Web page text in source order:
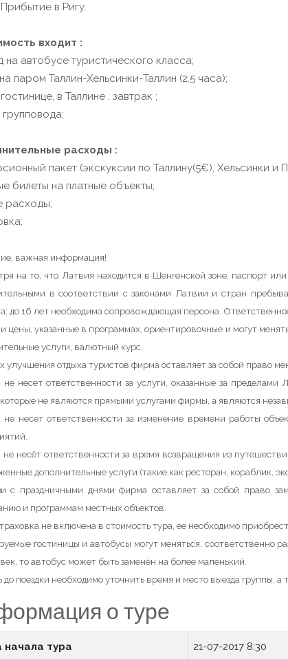
в Ригу.
входит :
на автобусе туристического класса;
паром Таллин-Хельсинки-Таллин (2.5 часа);
в Таллине , завтрак ;
групповода;
расходы :
пакет (экскуксии по Таллину(5€), Хельсинки и
билеты на платные объекты;
расходы;
важная информация!
на то, что Латвия находится в Шенгенской зоне, паспорт
в соответствии с законами Латвии и стран
до 16 лет необходима сопровождающая персона.
цены, указанные в программах, ориентировочные и могут
услуги, валютный курс.
улучшения отдыха туристов фирма оставляет за собой право
несет ответственности за услуги, оказанные за
которые не являются прямыми услугами фирмы, а являются
несет ответственности за изменение времени работы
несёт ответственности за время возвращения из
дополнительные услуги (такие как ресторан, кораблик,
с праздничными днями фирма оставляет за собой право
и программам местных объектов.
не включена в стоимость тура, ее необходимо
гостиницы и автобусы могут меняться, соответственно
то автобус может быть заменён на более маленький.
до поездки необходимо уточнить время и место выезда группы, а
о туре
начала тура 21-07-2017 8:30